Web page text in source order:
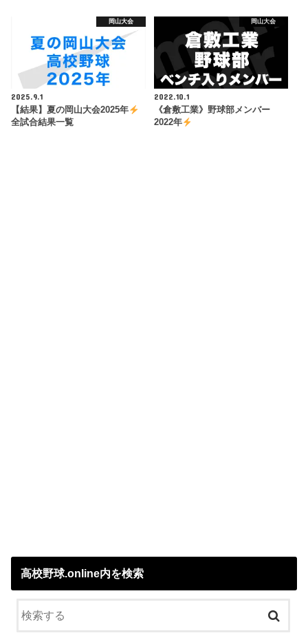
岡山大会
2025.9.1
【結果】夏の岡山大会2025年
全試合結果一覧
岡山大会
2022.10.1
《倉敷工業》野球部メンバー
2022年
高校野球.online内を検索